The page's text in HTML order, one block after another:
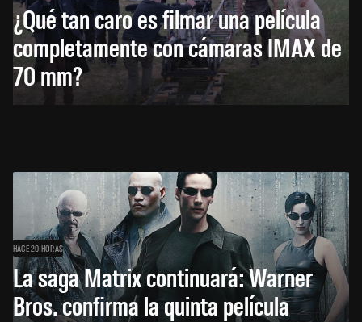
¿Qué tan caro es filmar una película
completamente con cámaras IMAX de
70 mm?
HACE 20 HORAS
La saga Matrix continuará: Warner
Bros. confirma la quinta película